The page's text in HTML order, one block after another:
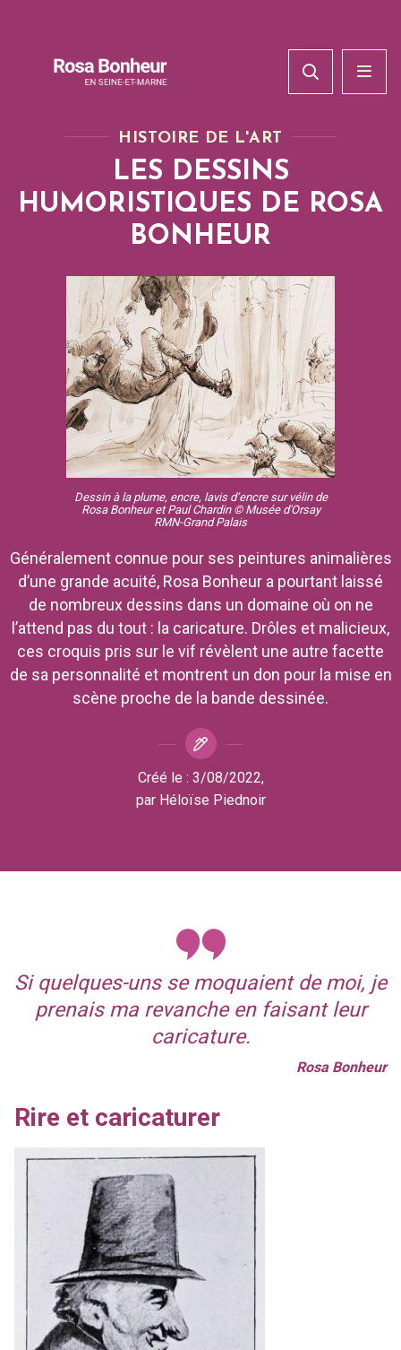
HISTOIRE DE L'ART
LES DESSINS
HUMORISTIQUES DE ROSA
BONHEUR
Dessin à la plume, encre, lavis d’encre sur vélin de
Rosa Bonheur et Paul Chardin © Musée d'Orsay
RMN-Grand Palais
Généralement connue pour ses peintures animalières
d’une grande acuité, Rosa Bonheur a pourtant laissé
de nombreux dessins dans un domaine où on ne
l’attend pas du tout : la caricature. Drôles et malicieux,
ces croquis pris sur le vif révèlent une autre facette
de sa personnalité et montrent un don pour la mise en
scène proche de la bande dessinée.
Créé le : 3/08/2022,
par Héloïse Piednoir
Si quelques-uns se moquaient de moi, je
prenais ma revanche en faisant leur
caricature.
Rosa Bonheur
Rire et caricaturer